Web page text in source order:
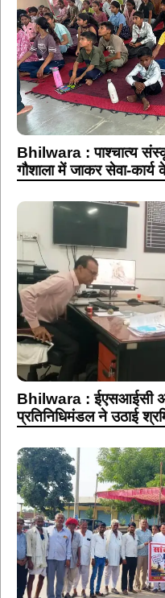
Bhilwara : पाश्चात्य
गौशाला में जाकर सेवा-
Bhilwara : ईएसआईसी
प्रतिनिधिमंडल ने उठाई